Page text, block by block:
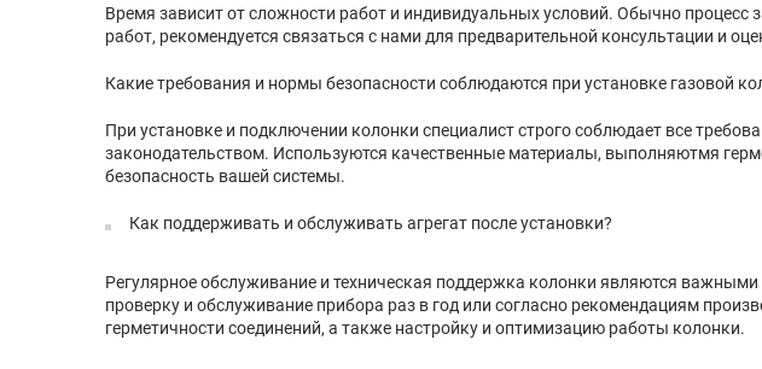
Время зависит от сложности работ и индивидуальных условий. Обычно
работ, рекомендуется связаться с нами для предварительной консультации и
Какие требования и нормы безопасности соблюдаются при установке газовой
При установке и подключении колонки специалист строго соблюдает все
законодательством. Используются качественные материалы, выполняютмя
безопасность вашей системы.
Как поддерживать и обслуживать агрегат после установки?
Регулярное обслуживание и техническая поддержка колонки являются
проверку и обслуживание прибора раз в год или согласно рекомендациям
герметичности соединений, а также настройку и оптимизацию работы колонки.